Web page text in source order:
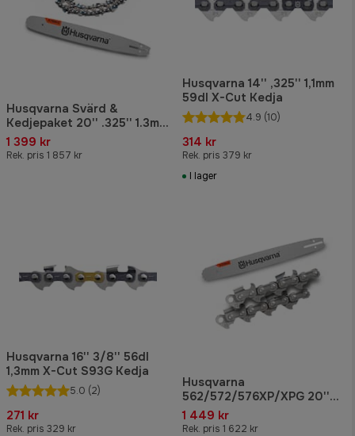
Husqvarna Svärd &
Kedjepaket 20'' .325'' 1.3mm
80dl
1 399 kr
Rek. pris 1 857 kr
Husqvarna 14'' ,325'' 1,1mm
59dl X-Cut Kedja
4.9 (10)
314 kr
Rek. pris 379 kr
I lager
Husqvarna 16'' 3/8'' 56dl
1,3mm X-Cut S93G Kedja
5.0 (2)
271 kr
Rek. pris 329 kr
Husqvarna
562/572/576XP/XPG 20''
Klyvpaket
1 449 kr
Rek. pris 1 622 kr